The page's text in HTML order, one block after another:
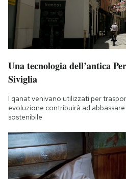
Una tecnologia dell’antica
Siviglia
I qanat venivano utilizzati per
evoluzione contribuirà ad
sostenibile